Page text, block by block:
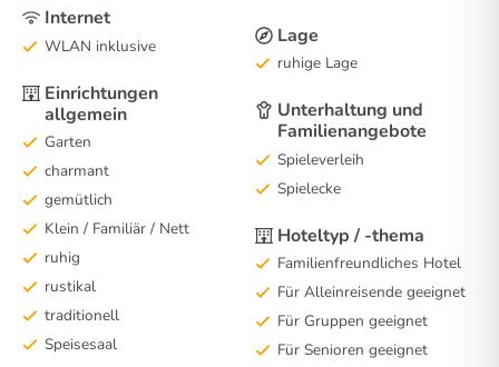
Internet
WLAN inklusive
Einrichtungen
allgemein
Garten
charmant
gemütlich
Klein / Familiär / Nett
ruhig
rustikal
traditionell
Speisesaal
Lage
ruhige Lage
Unterhaltung und
Familienangebote
Spieleverleih
Spielecke
Hoteltyp / -thema
Familienfreundliches Hotel
Für Alleinreisende geeignet
Für Gruppen geeignet
Für Senioren geeignet